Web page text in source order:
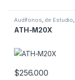
Audífonos, de Estudio,
ATH-M20X
$256.000